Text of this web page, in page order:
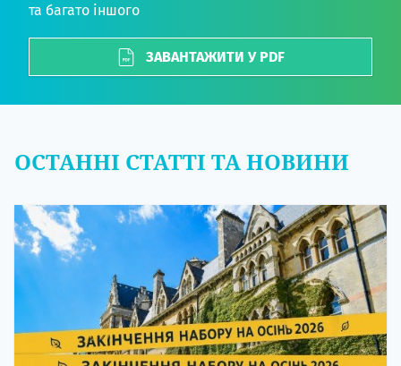
та багато іншого
ЗАВАНТАЖИТИ У PDF
ОСТАННІ СТАТТІ ТА НОВИНИ